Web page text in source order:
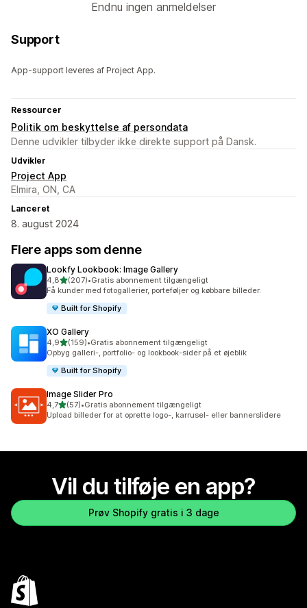
Endnu ingen anmeldelser
Support
App-support leveres af Project App.
Ressourcer
Politik om beskyttelse af persondata
Denne udvikler tilbyder ikke direkte support på Dansk.
Udvikler
Project App
Elmira, ON, CA
Lanceret
8. august 2024
Flere apps som denne
Lookfy Lookbook: Image Gallery
4,8ud af 5 stjerner
(207)
207 anmeldelser i alt
•Gratis abonnement tilgængeligt
Få kunder med fotogallerier, porteføljer og købbare billeder.
Built for Shopify
XO Gallery
4,9ud af 5 stjerner
(159)
159 anmeldelser i alt
•Gratis abonnement tilgængeligt
Opbyg galleri-, portfolio- og lookbook-sider på et øjeblik
Built for Shopify
Image Slider Pro
4,7ud af 5 stjerner
(57)
57 anmeldelser i alt
•Gratis abonnement tilgængeligt
Upload billeder for at oprette logo-, karrusel- eller bannerslidere
Vil du tilføje en app?
Prøv Shopify gratis i 3 dage